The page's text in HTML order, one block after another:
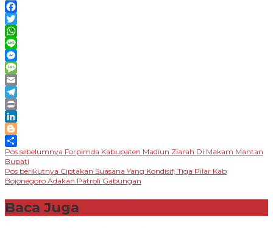
Copy
Link
Facebook
Twitter
WhatsApp
Line
Messenger
Message
Email
Telegram
Print
LinkedIn
Blogger
Share
Navigasi
pos
Pos sebelumnya Forpimda Kabupaten Madiun Ziarah Di Makam Mantan
Bupati
Pos berikutnya Ciptakan Suasana Yang Kondisif, Tiga Pilar Kab
Bojonegoro Adakan Patroli Gabungan
Baca Juga